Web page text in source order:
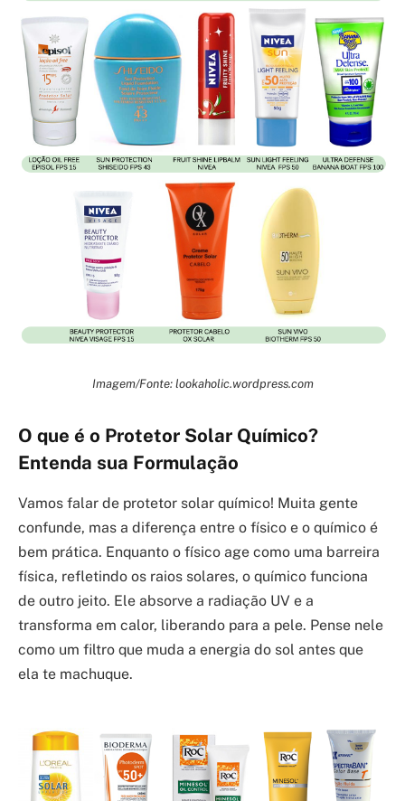
Imagem/Fonte: lookaholic.wordpress.com
O que é o Protetor Solar Químico?
Entenda sua Formulação
Vamos falar de protetor solar químico! Muita gente
confunde, mas a diferença entre o físico e o químico é
bem prática. Enquanto o físico age como uma barreira
física, refletindo os raios solares, o químico funciona
de outro jeito. Ele absorve a radiação UV e a
transforma em calor, liberando para a pele. Pense nele
como um filtro que muda a energia do sol antes que
ela te machuque.